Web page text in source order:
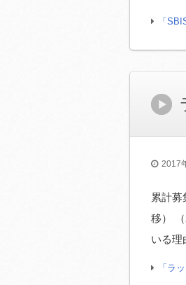
「
2017
累計募
移）
いる
「ラ